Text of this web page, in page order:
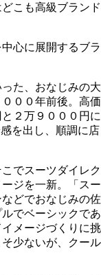
こも高級ブランド
心に展開するブラ
た、おなじみの大
００年前後。高価
２万９０００円に
を出し、順調に店
でスーツダイレク
ジを一新。「スー
どでおなじみの佐
でベーシックであ
メージづくりに挑
少ないが、クール